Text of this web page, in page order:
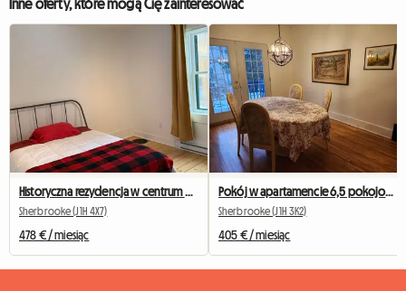
Inne oferty, które mogą Cię zainteresować
Sherbrooke (J1H 4X7)
478 € / miesiąc
Pokój w apartamencie 6,5 pokojowym, tylko dla 2 osób
Sherbrooke (J1H 3K2)
405 € / miesiąc